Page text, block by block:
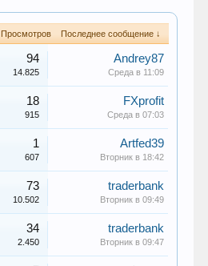
Просмотров Последнее сообщение ↓
94
14.825
Andrey87
Среда в 11:09
18
915
FXprofit
Среда в 07:03
1
607
Artfed39
Вторник в 18:42
73
10.502
traderbank
Вторник в 09:49
34
2.450
traderbank
Вторник в 09:47